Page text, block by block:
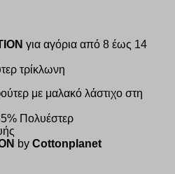
για αγόρια από 8 έως 14
τρίκλωνη
με μαλακό λάστιχο στη
Πολυέστερ
by Cottonplanet